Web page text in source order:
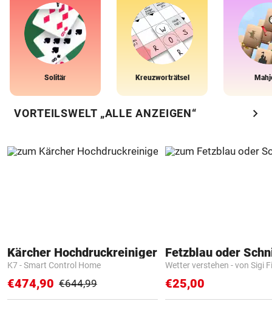
Solitär Kreuzworträtsel
VORTEILSWELT „ALLE ANZEIGEN“ chevron_right
Kärcher Hochdruckreiniger
K7 - Smart Control Home
€474,90 €644,99
Fetzblau oder
Wetter verstehen - von Sigi
€25,00